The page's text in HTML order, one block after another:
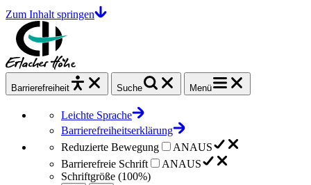
Zum Inhalt springen
Barrierefrei heit Suche Menü
Leichte Sprache
Barrierefreiheitserklärung
Reduzierte Bewegung
ANAUS
Barrierefreie Schrift
ANAUS
Schriftgröße (100%)